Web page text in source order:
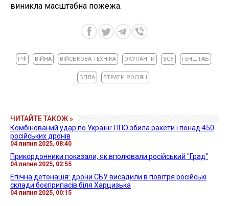
виникла масштабна пожежа.
РФ ВІЙНА ВІЙСЬКОВА ТЕХНІКА ОКУПАНТИ ЗСУ ГЕНШТАБ
БПЛА ВТРАТИ РОСІЯН
ЧИТАЙТЕ ТАКОЖ »
Комбінований удар по Україні: ППО збила ракети і понад 450
російських дронів
04 липня 2025, 08:40
Прикордонники показали, як вполювали російський "Град"
04 липня 2025, 02:55
Епічна детонація: дрони СБУ висадили в повітря російські
склади боєприпасів біля Харцизька
04 липня 2025, 00:15